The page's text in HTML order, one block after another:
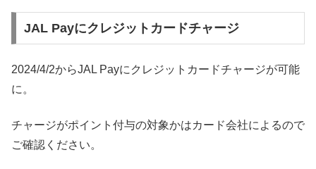
JAL Payにクレジットカードチャージ
2024/4/2からJAL Payにクレジットカードチャージが可能
に。
チャージがポイント付与の対象かはカード会社によるので
ご確認ください。